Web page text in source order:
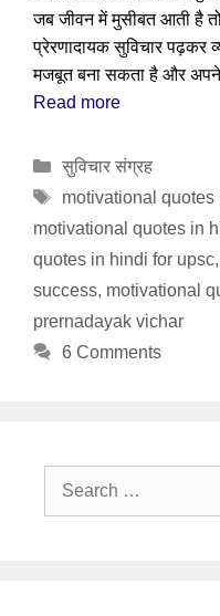
जब जीवन में मुसीबत आती है
प्रेरणादायक सुविचार
मजबूत बना सकता है और अपने
Read more
Categories
सुविचार संग्रह
Tags
motivational
motivational quotes in
quotes in hindi for upsc,
success, motivational
prernadayak vichar
6 Comments
Search